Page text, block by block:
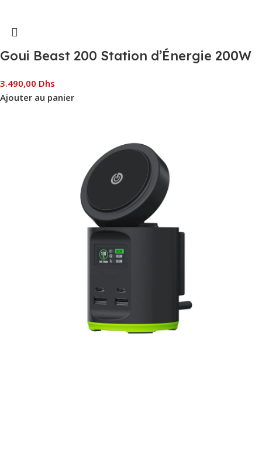
Goui Beast 200 Station d’Énergie 200W
3.490,00 Dhs
Ajouter au panier